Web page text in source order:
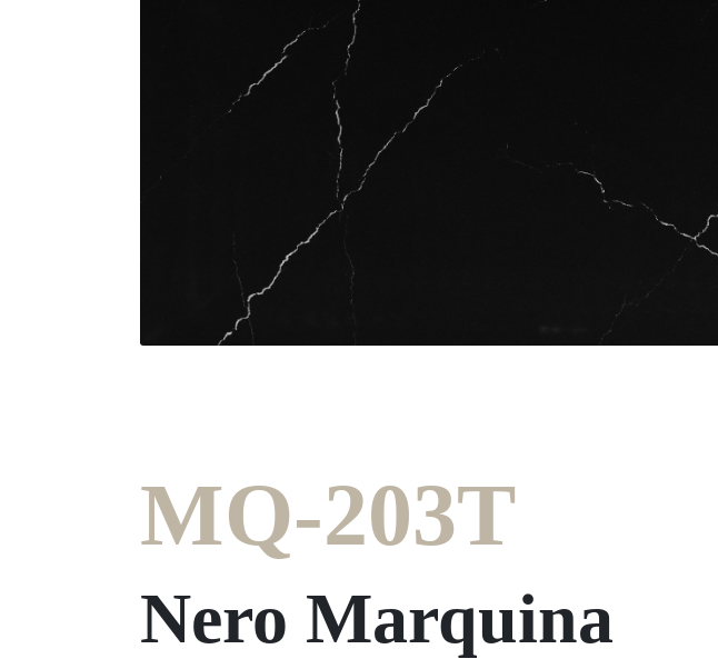
MQ-203T
Nero Marquina